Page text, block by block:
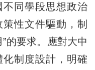
不同學段思想政治
性文件驅動，制
的要求。應對大中
制度設計，明確